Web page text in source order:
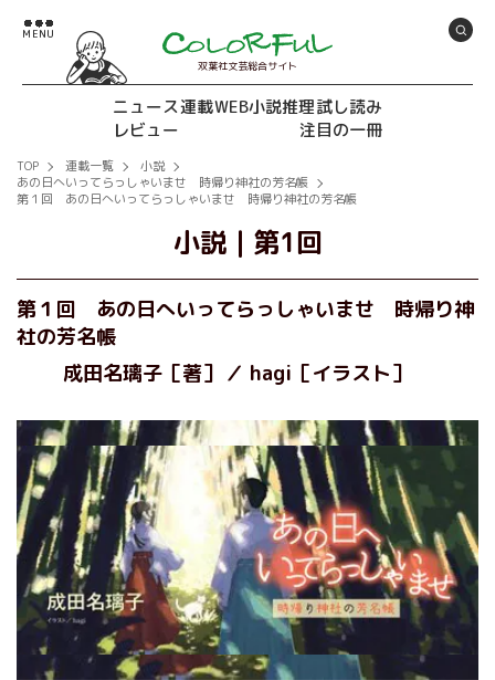
双葉社文芸総合サイト
ニュース連載WEB小説推理試し読み
レビュー
注目の一冊
TOP 連載一覧
小説
あの日へいってらっしゃいませ 時帰り神社の芳名帳
第１回 あの日へいってらっしゃいませ 時帰り神社の芳名帳
小説｜ 第1回
第１回 あの日へいってらっしゃいませ 時帰り神
社の芳名帳
成田名璃子［著］
hagi［イラスト］